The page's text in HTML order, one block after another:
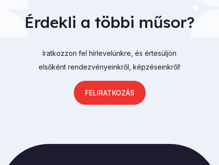
Érdekli a többi műsor?
Iratkozzon fel hírlevelünkre, és értesüljön
elsőként rendezvényeinkről, képzéseinkről!
FELIRATKOZÁS